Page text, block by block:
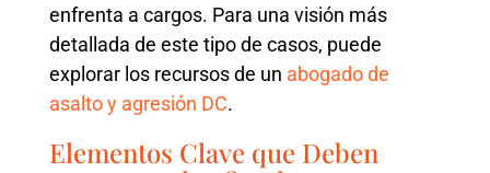
enfrenta a cargos. Para una visión más
detallada de este tipo de casos, puede
explorar los recursos de un abogado de
asalto y agresión DC.
Elementos Clave que Deben